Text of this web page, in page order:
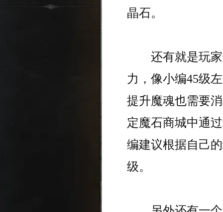
晶石。
还有就是玩家
力，像小编45级
提升魔魂也需要
定魔石商城中通
编建议根据自己
级。